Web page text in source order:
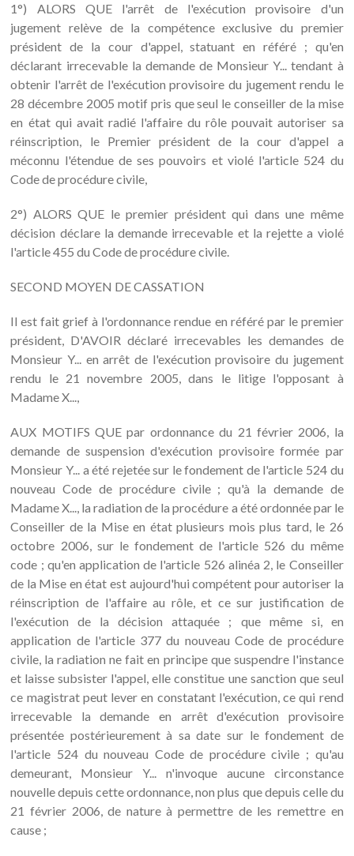
1°) ALORS QUE l'arrêt de l'exécution provisoire d'un
jugement relève de la compétence exclusive du premier
président de la cour d'appel, statuant en référé ; qu'en
déclarant irrecevable la demande de Monsieur Y... tendant à
obtenir l'arrêt de l'exécution provisoire du jugement rendu le
28 décembre 2005 motif pris que seul le conseiller de la mise
en état qui avait radié l'affaire du rôle pouvait autoriser sa
réinscription, le Premier président de la cour d'appel a
méconnu l'étendue de ses pouvoirs et violé l'article 524 du
Code de procédure civile,
2°) ALORS QUE le premier président qui dans une même
décision déclare la demande irrecevable et la rejette a violé
l'article 455 du Code de procédure civile.
SECOND MOYEN DE CASSATION
Il est fait grief à l'ordonnance rendue en référé par le premier
président, D'AVOIR déclaré irrecevables les demandes de
Monsieur Y... en arrêt de l'exécution provisoire du jugement
rendu le 21 novembre 2005, dans le litige l'opposant à
Madame X...,
AUX MOTIFS QUE par ordonnance du 21 février 2006, la
demande de suspension d'exécution provisoire formée par
Monsieur Y... a été rejetée sur le fondement de l'article 524 du
nouveau Code de procédure civile ; qu'à la demande de
Madame X..., la radiation de la procédure a été ordonnée par le
Conseiller de la Mise en état plusieurs mois plus tard, le 26
octobre 2006, sur le fondement de l'article 526 du même
code ; qu'en application de l'article 526 alinéa 2, le Conseiller
de la Mise en état est aujourd'hui compétent pour autoriser la
réinscription de l'affaire au rôle, et ce sur justification de
l'exécution de la décision attaquée ; que même si, en
application de l'article 377 du nouveau Code de procédure
civile, la radiation ne fait en principe que suspendre l'instance
et laisse subsister l'appel, elle constitue une sanction que seul
ce magistrat peut lever en constatant l'exécution, ce qui rend
irrecevable la demande en arrêt d'exécution provisoire
présentée postérieurement à sa date sur le fondement de
l'article 524 du nouveau Code de procédure civile ; qu'au
demeurant, Monsieur Y... n'invoque aucune circonstance
nouvelle depuis cette ordonnance, non plus que depuis celle du
21 février 2006, de nature à permettre de les remettre en
cause ;